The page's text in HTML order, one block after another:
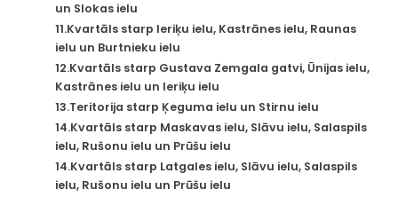
un Slokas ielu
11.Kvartāls starp Ieriķu ielu, Kastrānes ielu, Raunas
ielu un Burtnieku ielu
12.Kvartāls starp Gustava Zemgala gatvi, Ūnijas ielu,
Kastrānes ielu un Ieriķu ielu
13.Teritorija starp Ķeguma ielu un Stirnu ielu
14.Kvartāls starp Maskavas ielu, Slāvu ielu, Salaspils
ielu, Rušonu ielu un Prūšu ielu
14.Kvartāls starp Latgales ielu, Slāvu ielu, Salaspils
ielu, Rušonu ielu un Prūšu ielu